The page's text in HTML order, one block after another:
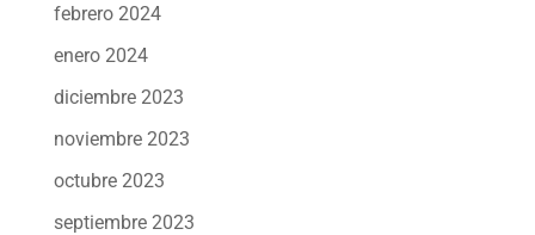
febrero 2024
enero 2024
diciembre 2023
noviembre 2023
octubre 2023
septiembre 2023